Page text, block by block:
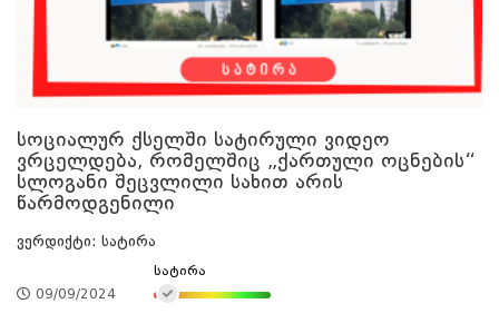
სოციალურ ქსელში სატირული ვიდეო
ვრცელდება, რომელშიც „ქართული ოცნების“
სლოგანი შეცვლილი სახით არის
წარმოდგენილი
ვერდიქტი: სატირა
09/09/2024
სატირა